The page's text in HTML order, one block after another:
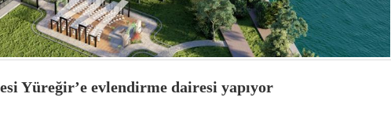
Yüreğir’e evlendirme dairesi yapıyor